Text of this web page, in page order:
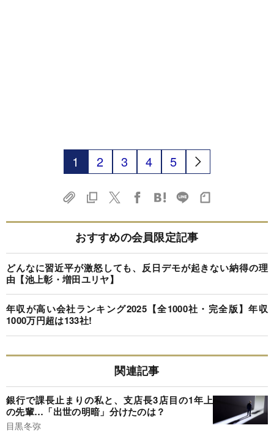
1 2 3 4 5
おすすめの会員限定記事
どんなに習近平が激怒しても、反日デモが起きない納得の理
由【池上彰・増田ユリヤ】
年収が高い会社ランキング2025【全1000社・完全版】年収
1000万円超は133社!
関連記事
銀行で課長止まりの私と、支店長3店目の1年上
の先輩…「出世の明暗」分けたのは？
目黒冬弥